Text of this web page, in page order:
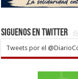
Siguenos en twitter
Tweets por el